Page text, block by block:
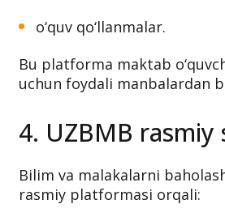
o‘quv qo‘llanmalar.
Bu platforma maktab
uchun foydali manbalardan
4. UZBMB rasmiy
Bilim va malakalarni
rasmiy platformasi orqali: